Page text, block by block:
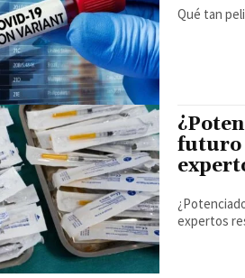
Qué tan
futuro
expertos